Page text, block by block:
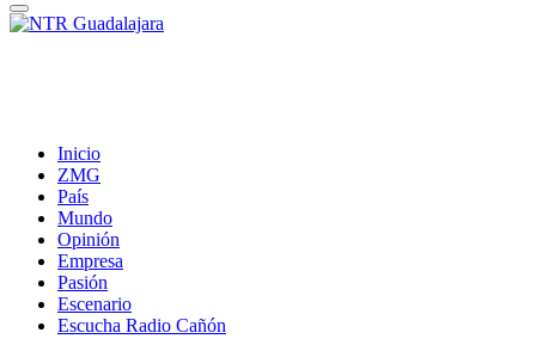
Inicio
ZMG
País
Mundo
Opinión
Empresa
Pasión
Escenario
Escucha Radio Cañón